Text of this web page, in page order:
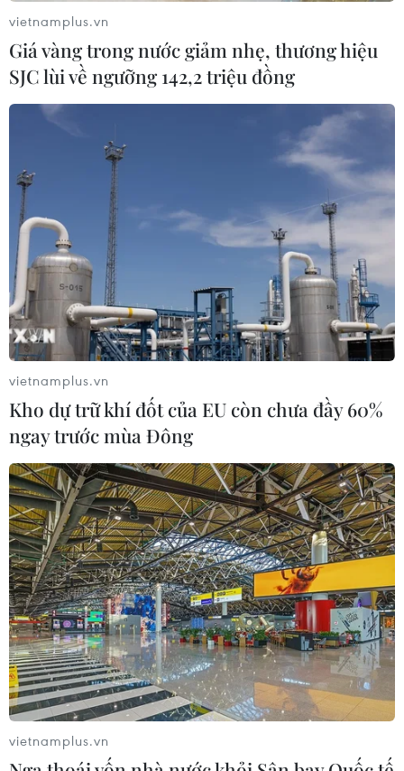
Tin cùng chuyên mục
Khẩn trương phân luồng giao thông sau vụ sạt lở
trên tuyến ĐT161 ở Lào Cai
07/08/2026 02:37
Nhanh chóng hoàn thiện dự án kết nối vùng, sân
bay Long Thành
06/08/2026 15:07
vietnamplus.vn
Giá vàng trong nước giảm nhẹ, thương hiệu
SJC lùi về ngưỡng 142,2 triệu đồng
vietnamplus.vn
Kho dự trữ khí đốt của EU còn chưa đầy 60%
ngay trước mùa Đông
vietnamplus.vn